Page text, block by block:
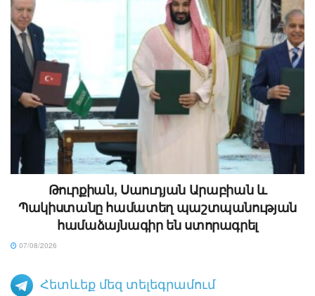
Թուրքիան, Սաուդյան Արաբիան և
Պակիստանը համատեղ պաշտպանության
համաձայնագիր են ստորագրել
07/08/2026
Հետևեք մեզ տելեգրամում